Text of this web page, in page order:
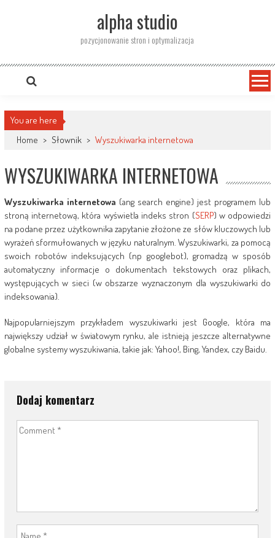
alpha studio
pozycjonowanie stron i optymalizacja
You are here
Home > Słownik > Wyszukiwarka internetowa
WYSZUKIWARKA INTERNETOWA
Wyszukiwarka internetowa (ang search engine) jest programem lub
stroną internetową, która wyświetla indeks stron (SERP) w odpowiedzi
na podane przez użytkownika zapytanie złożone ze słów kluczowych lub
wyrażeń sformułowanych w języku naturalnym. Wyszukiwarki, za pomocą
swoich robotów indeksujących (np googlebot), gromadzą w sposób
automatyczny informacje o dokumentach tekstowych oraz plikach,
występujących w sieci (w obszarze wyznaczonym dla wyszukiwarki do
indeksowania).
Najpopularniejszym przykładem wyszukiwarki jest Google, która ma
największy udział w światowym rynku, ale istnieją jeszcze alternatywne
globalne systemy wyszukiwania, takie jak: Yahoo!, Bing, Yandex, czy Baidu.
Dodaj komentarz